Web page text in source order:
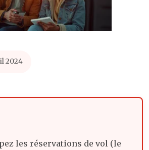
2024
les réservations de vol (le